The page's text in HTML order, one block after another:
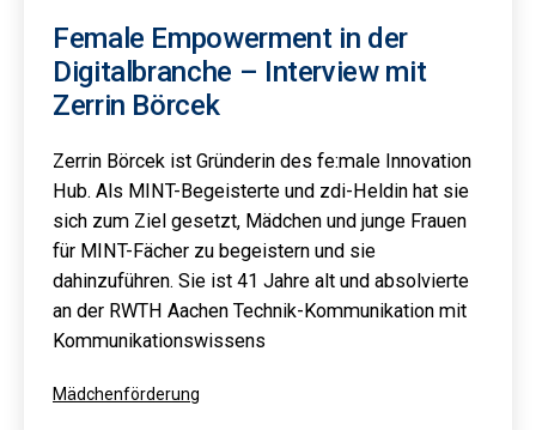
Female Empowerment in der
Digitalbranche – Interview mit
Zerrin Börcek
Zerrin Börcek ist Gründerin des fe:male Innovation
Hub. Als MINT-Begeisterte und zdi-Heldin hat sie
sich zum Ziel gesetzt, Mädchen und junge Frauen
für MINT-Fächer zu begeistern und sie
dahinzuführen. Sie ist 41 Jahre alt und absolvierte
an der RWTH Aachen Technik-Kommunikation mit
Kommunikationswissens
Kategorisiert
Mädchenförderung